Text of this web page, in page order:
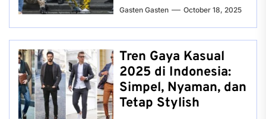
Gasten Gasten October 18, 2025
Tren Gaya Kasual
2025 di Indonesia:
Simpel, Nyaman, dan
Tetap Stylish